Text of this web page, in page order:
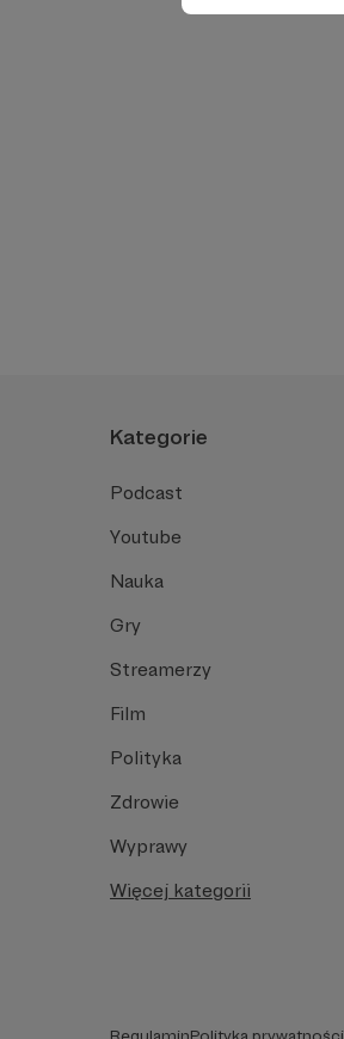
Kategorie
Podcast
Youtube
Nauka
Gry
Streamerzy
Film
Polityka
Zdrowie
Wyprawy
Więcej kategorii
RegulaminPolityka prywatności